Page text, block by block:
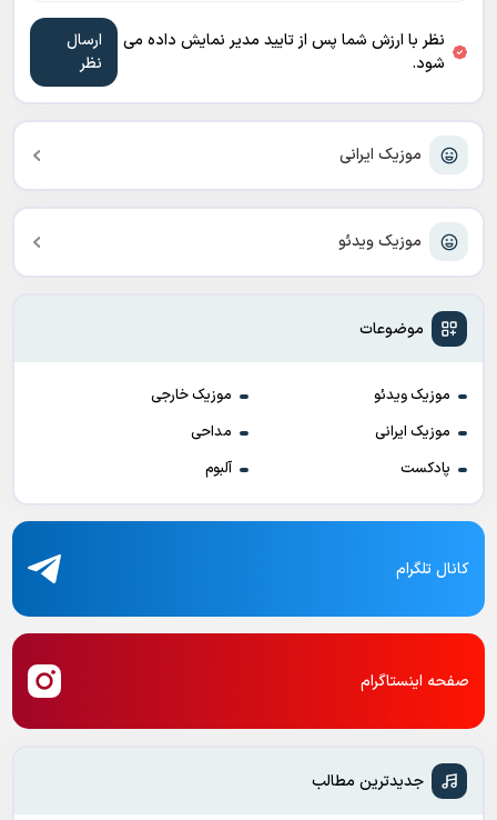
موزیک ایرانی
موزیک ویدئو
موضوعات
موزیک ویدئو
موزیک خارجی
موزیک ایرانی
مداحی
پادکست
آلبوم
نظر با ارزش شما پس از تایید مدیر نمایش داده می
شود.
کانال تلگرام
صفحه اینستاگرام
جدیدترین مطالب